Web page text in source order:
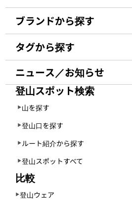
ブランドから探す
タグから探す
ニュース／お知らせ
登山スポット検索
山を探す
登山口を探す
ルート紹介から探す
登山スポットすべて
比較
登山ウェア